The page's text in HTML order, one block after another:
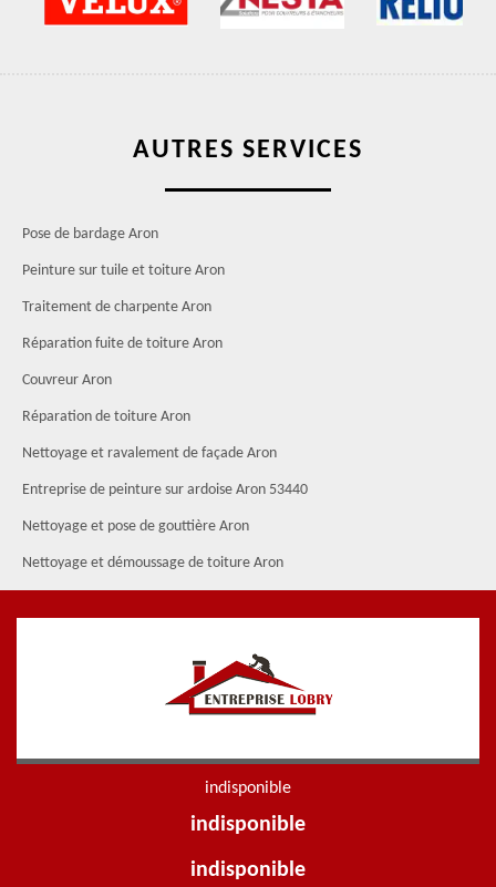
AUTRES SERVICES
Pose de bardage Aron
Peinture sur tuile et toiture Aron
Traitement de charpente Aron
Réparation fuite de toiture Aron
Couvreur Aron
Réparation de toiture Aron
Nettoyage et ravalement de façade Aron
Entreprise de peinture sur ardoise Aron 53440
Nettoyage et pose de gouttière Aron
Nettoyage et démoussage de toiture Aron
indisponible
indisponible
indisponible